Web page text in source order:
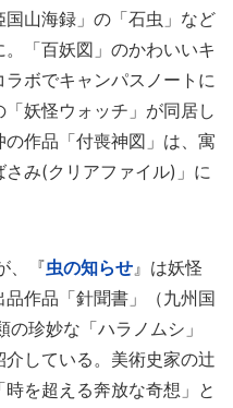
山海録」の「石虫」など
「百妖図」のかわいいキ
ボでキャンパスノートに
妖怪ウォッチ」が同居し
作品「付喪神図」は、寓
み(クリアファイル)」に
、『虫の知らせ』は妖怪
作品「針聞書」（九州国
珍妙な「ハラノムシ」
している。美術史家の辻
を超える奔放な奇想」と